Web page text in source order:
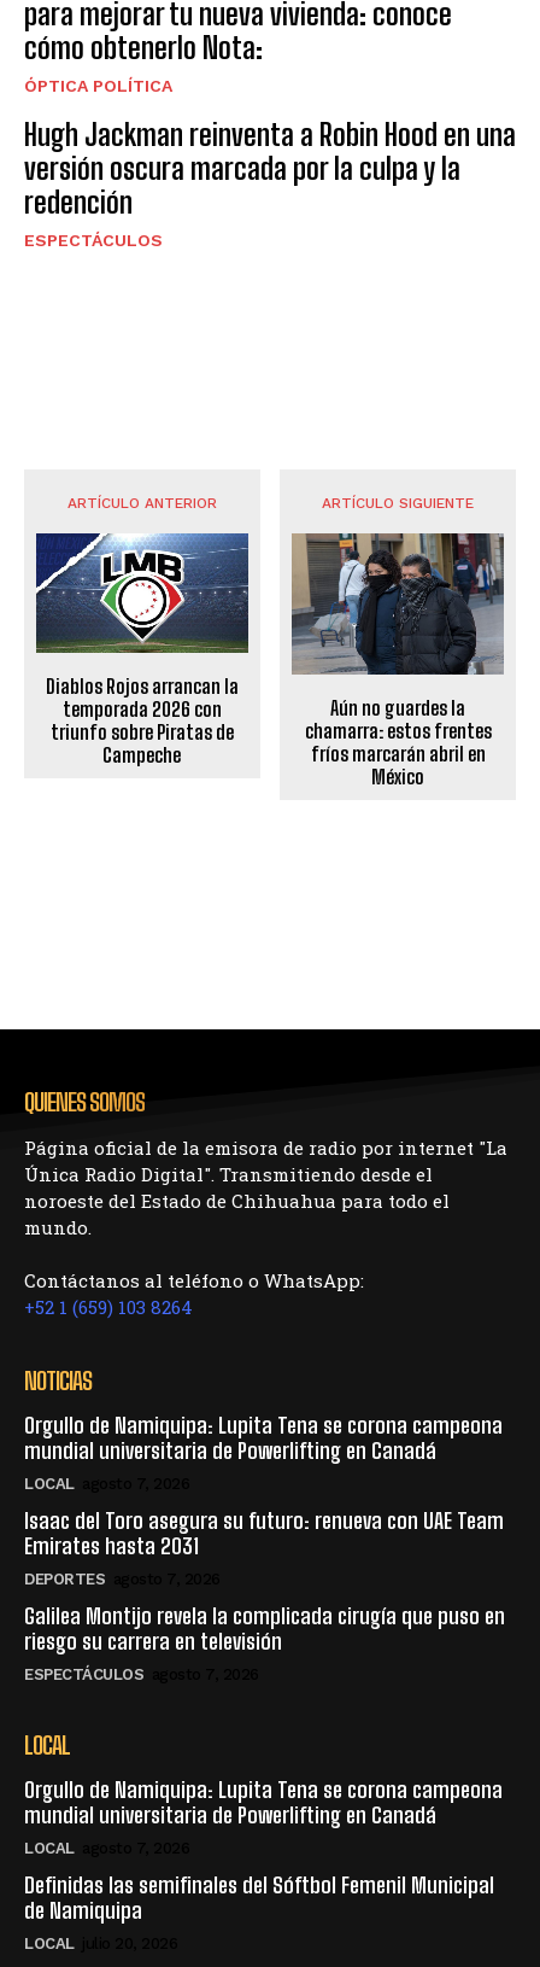
para mejorar tu nueva vivienda: conoce
cómo obtenerlo Nota:
ÓPTICA POLÍTICA
Hugh Jackman reinventa a Robin Hood en una
versión oscura marcada por la culpa y la
redención
ESPECTÁCULOS
ARTÍCULO ANTERIOR
Diablos Rojos arrancan la
temporada 2026 con
triunfo sobre Piratas de
Campeche
ARTÍCULO SIGUIENTE
Aún no guardes la
chamarra: estos frentes
fríos marcarán abril en
México
QUIENES SOMOS
Página oficial de la emisora de radio por internet "La
Única Radio Digital". Transmitiendo desde el
noroeste del Estado de Chihuahua para todo el
mundo.
Contáctanos al teléfono o WhatsApp:
+52 1 (659) 103 8264
NOTICIAS
Orgullo de Namiquipa: Lupita Tena se corona campeona
mundial universitaria de Powerlifting en Canadá
LOCAL
Isaac del Toro asegura su futuro: renueva con UAE Team
Emirates hasta 2031
DEPORTES
Galilea Montijo revela la complicada cirugía que puso en
riesgo su carrera en televisión
ESPECTÁCULOS
LOCAL
Orgullo de Namiquipa: Lupita Tena se corona campeona
mundial universitaria de Powerlifting en Canadá
LOCAL
Definidas las semifinales del Sóftbol Femenil Municipal
de Namiquipa
LOCAL